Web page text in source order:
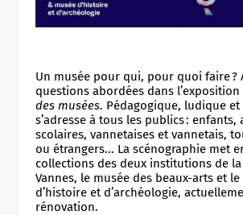
Un musée pour qui, pour quoi faire ?
questions abordées dans l’exposition
des musées. Pédagogique, ludique
s’adresse à tous les publics : enfants,
scolaires, vannetaises et vannetais,
ou étrangers... La scénographie met
collections des deux institutions de
Vannes, le musée des beaux-arts et le
d’histoire et d’archéologie,
rénovation.